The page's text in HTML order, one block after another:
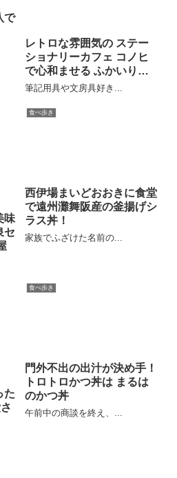
で
レトロな雰囲気の ステー
ショナリーカフェ コノヒ
で心和ませる ふかいりコ
ーヒー
筆記用具や文房具好き...
味
セ
食べ歩き
西伊場まいどおおきに食堂
で遠州灘舞阪産の釜揚げシ
ラス丼！
家族でふざけた名前の...
た
食べ歩き
門外不出の出汁が決め手！
トロトロかつ丼は まるは
のかつ丼
午前中の商談を終え、...